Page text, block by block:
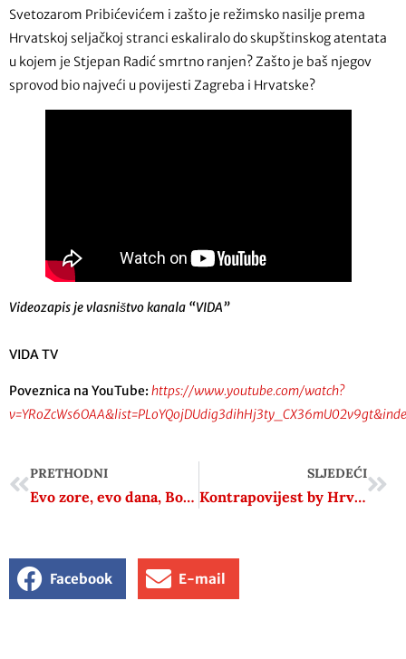
Svetozarom Pribićevićem i zašto je režimsko nasilje prema
Hrvatskoj seljačkoj stranci eskaliralo do skupštinskog atentata
u kojem je Stjepan Radić smrtno ranjen? Zašto je baš njegov
sprovod bio najveći u povijesti Zagreba i Hrvatske?
Videozapis je vlasništvo kanala “VIDA”
VIDA TV
Poveznica na YouTube: https://www.youtube.com/watch?
PRETHODNI
Evo zore, evo dana, Bogu da se pomolim
SLJEDEĆI
Kontrapovijest by Hrvoje Klasić #55 – Rade Ristanović – Otpor nacistima u Beogradu
Facebook E-mail